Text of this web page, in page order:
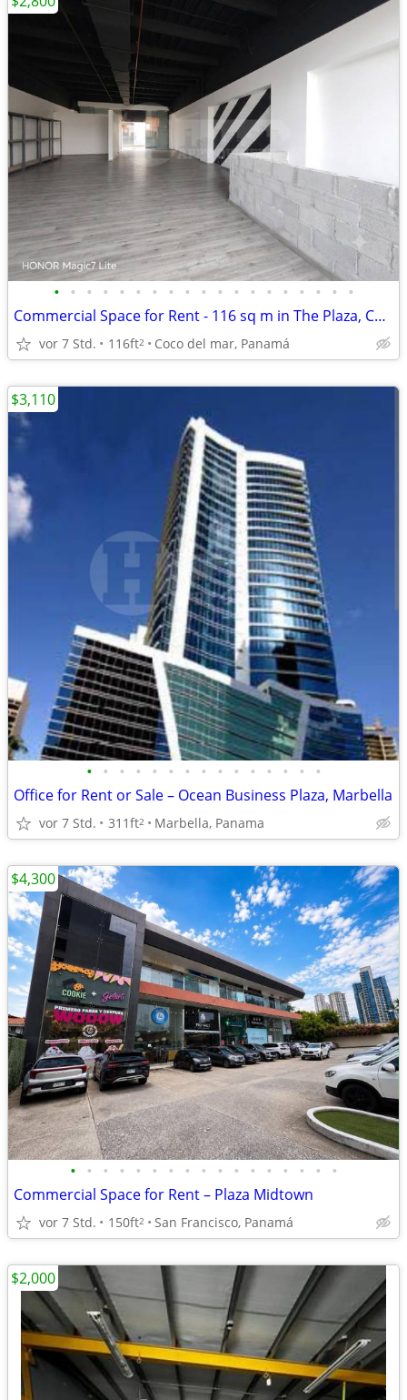
• • • • • • • • • • • • • • • • • • •
Commercial Space for Rent - 116 sq m in The Plaza, Coco del Mar
vor 7 Std. 116ft2 Coco del mar, Panamá
• • • • • • • • • • • • • • •
Office for Rent or Sale – Ocean Business Plaza, Marbella
vor 7 Std. 311ft2 Marbella, Panama
$3,110
• • • • • • • • • • • • • • • • •
Commercial Space for Rent – ​​Plaza Midtown
vor 7 Std. 150ft2 San Francisco, Panamá
$4,300
$2,000